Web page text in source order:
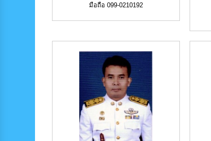
มือถือ 099-0210192